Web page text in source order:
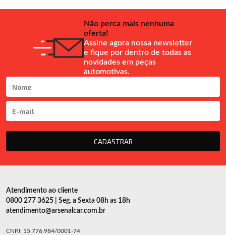
Não perca mais nenhuma
oferta!
Assine agora nossa newsletter
e fique por dentro de todas as
novidades em peças
automotivas.
CADASTRAR
Atendimento ao cliente
0800 277 3625 | Seg. a Sexta 08h as 18h
atendimento@arsenalcar.com.br
CNPJ: 15.776.984/0001-74